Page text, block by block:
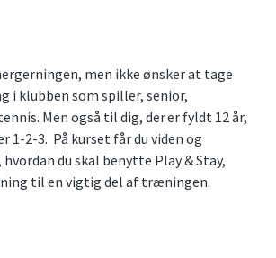
men ikke ønsker at tage
i klubben som spiller, senior,
Men også til dig, der er fyldt 12 år,
1-2-3. På kurset får du viden og
du skal benytte Play & Stay,
til en vigtig del af træningen.